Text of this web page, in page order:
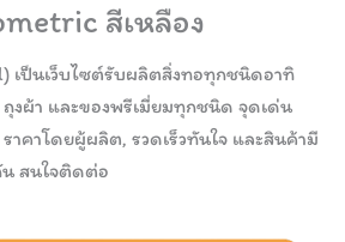
สีเหลือง
เป็นเว็บไซต์รับผลิตสิ่งทอทุกชนิดอาทิ
ผ้า และของพรีเมี่ยมทุกชนิด จุดเด่น
าคาโดยผู้ผลิต, รวดเร็วทันใจ และสินค้ามี
สนใจติดต่อ